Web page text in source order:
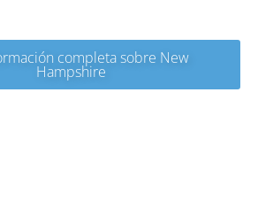
completa sobre New
Hampshire